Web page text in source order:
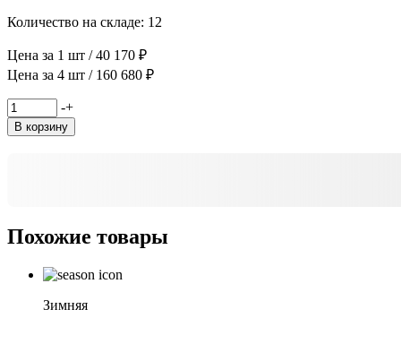
Количество на складе: 12
Цена за 1 шт / 40 170 ₽
Цена за 4 шт / 160 680 ₽
Количество
товара
Michelin
S1
-+
В корзину
Похожие товары
Зимняя